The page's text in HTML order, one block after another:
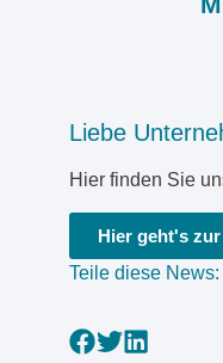
Liebe
Hier finden Sie
Hier geht's
Teile diese News: